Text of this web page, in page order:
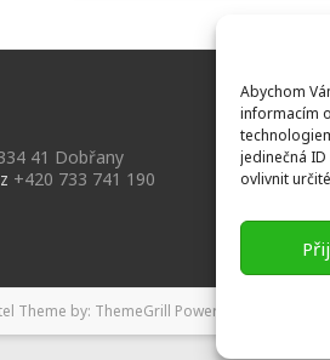
Abychom
informacím
jedinečná
ovlivnit
41 Dobřany
+420 733 741 190
Theme by: ThemeGrill Powered by: